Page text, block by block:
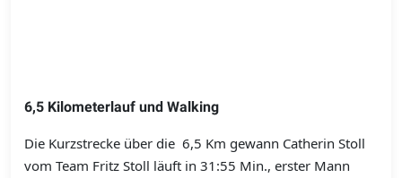
6,5 Kilometerlauf und Walking
Die Kurzstrecke über die 6,5 Km gewann Catherin Stoll
vom Team Fritz Stoll läuft in 31:55 Min., erster Mann